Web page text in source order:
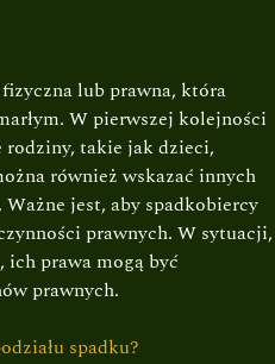
lub prawna, która
W pierwszej kolejności
rodziny, takie jak dzieci,
również wskazać innych
jest, aby spadkobiercy
prawnych. W sytuacji,
ich prawa mogą być
prawnych.
spadku?